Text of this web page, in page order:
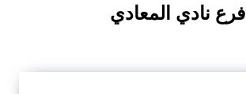
فرع نادي المعادي